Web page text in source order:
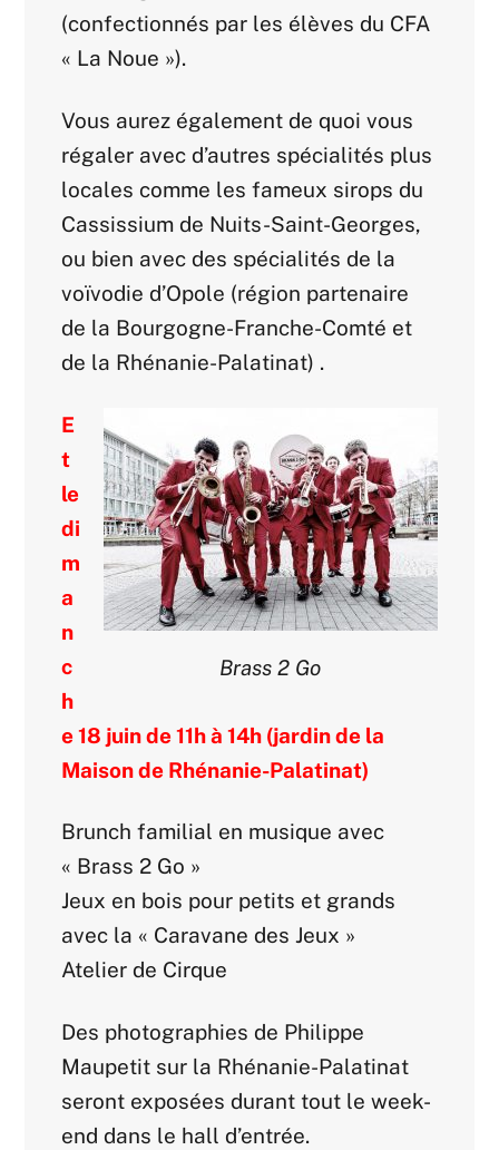
(confectionnés par les élèves du CFA
« La Noue »).
Vous aurez également de quoi vous
régaler avec d’autres spécialités plus
locales comme les fameux sirops du
Cassissium de Nuits-Saint-Georges,
ou bien avec des spécialités de la
voïvodie d’Opole (région partenaire
de la Bourgogne-Franche-Comté et
de la Rhénanie-Palatinat) .
Brass 2 Go
E
t
le
di
m
a
n
c
h
e 18 juin de 11h à 14h (jardin de la
Maison de Rhénanie-Palatinat)
Brunch familial en musique avec
« Brass 2 Go »
Jeux en bois pour petits et grands
avec la « Caravane des Jeux »
Atelier de Cirque
Des photographies de Philippe
Maupetit sur la Rhénanie-Palatinat
seront exposées durant tout le week-
end dans le hall d’entrée.